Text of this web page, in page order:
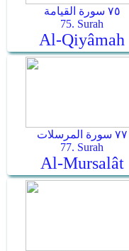
٧٥ سورة القيامة
75. Surah
Al-Qiyâmah
٧٧ سورة المرسلات
77. Surah
Al-Mursalât